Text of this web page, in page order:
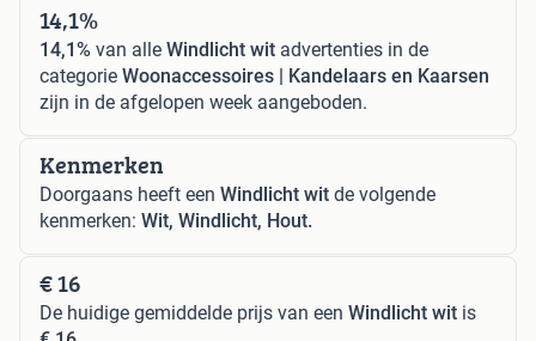
14,1%
14,1% van alle Windlicht wit advertenties in de
categorie Woonaccessoires | Kandelaars en Kaarsen
zijn in de afgelopen week aangeboden.
Kenmerken
Doorgaans heeft een Windlicht wit de volgende
kenmerken: Wit, Windlicht, Hout.
€ 16
De huidige gemiddelde prijs van een Windlicht wit is